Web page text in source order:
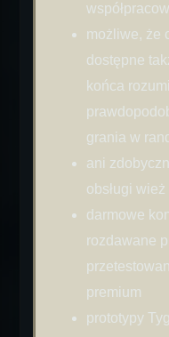
możliwe, że
dostępne
końca
grania w
ani
obsługi
darmowe
rozdawane
premium
prototypy